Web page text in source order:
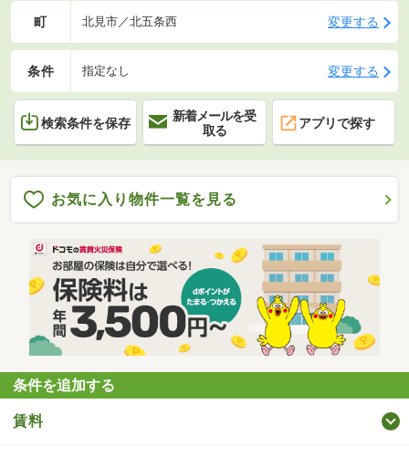
町 北見市／北五条西 変更する
条件 指定なし 変更する
検索条件を保存
新着メールを受
取る
アプリで探す
お気に入り物件一覧を見る
条件を追加する
賃料